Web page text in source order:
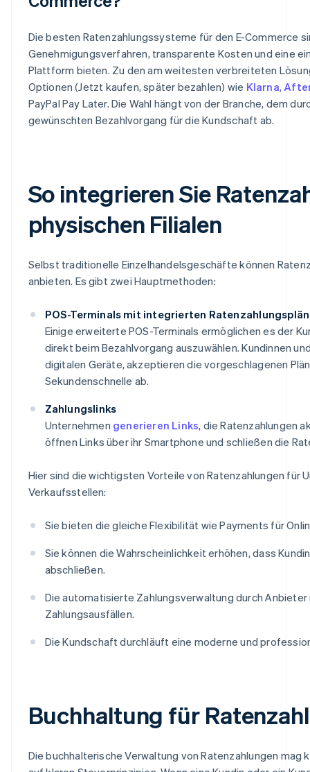
Die besten Ratenzahlungssysteme für den E-Commerce
Genehmigungsverfahren, transparente Kosten und eine
Plattform bieten. Zu den am weitesten verbreiteten
Optionen (Jetzt kaufen, später bezahlen) wie Klarna,
PayPal Pay Later. Die Wahl hängt von der Branche, dem
gewünschten Bezahlvorgang für die Kundschaft ab.
So integrieren Sie
physischen Filialen
Selbst traditionelle Einzelhandelsgeschäfte können
anbieten. Es gibt zwei Hauptmethoden:
POS-Terminals mit integrierten
Einige erweiterte POS-Terminals ermöglichen es der
direkt beim Bezahlvorgang auszuwählen. Kundinnen
digitalen Geräte, akzeptieren die vorgeschlagenen
Sekundenschnelle ab.
Zahlungslinks
Unternehmen generieren Links, die Ratenzahlungen
öffnen Links über ihr Smartphone und schließen die
Hier sind die wichtigsten Vorteile von Ratenzahlungen für
Verkaufsstellen:
Sie bieten die gleiche Flexibilität wie Payments für
Sie können die Wahrscheinlichkeit erhöhen, dass
abschließen.
Die automatisierte Zahlungsverwaltung durch
Zahlungsausfällen.
Die Kundschaft durchläuft eine moderne und
Buchhaltung für
Die buchhalterische Verwaltung von Ratenzahlungen